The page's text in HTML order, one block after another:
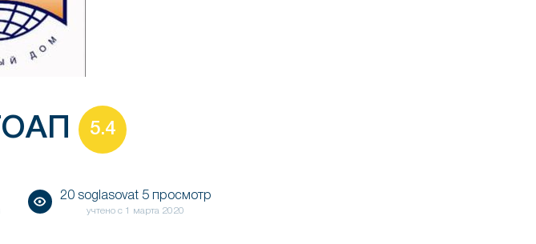
5.4
20 soglasovat 5 просмотр
учтено с 1 марта 2020